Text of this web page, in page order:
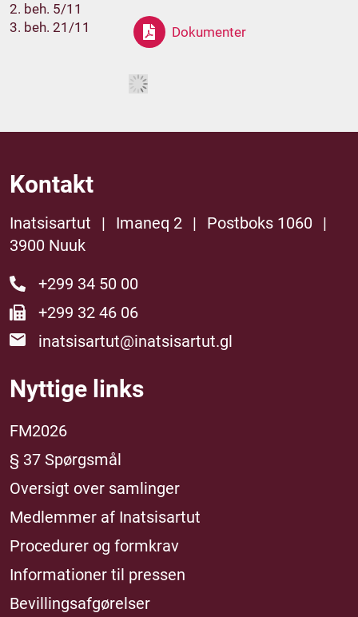
2. beh. 5/11
3. beh. 21/11
Dokumenter
Kontakt
Inatsisartut | Imaneq 2 | Postboks 1060
|
3900 Nuuk
+299 34 50 00
+299 32 46 06
inatsisartut@inatsisartut.gl
Nyttige links
FM2026
§ 37 Spørgsmål
Oversigt over samlinger
Medlemmer af Inatsisartut
Procedurer og formkrav
Informationer til pressen
Bevillingsafgørelser